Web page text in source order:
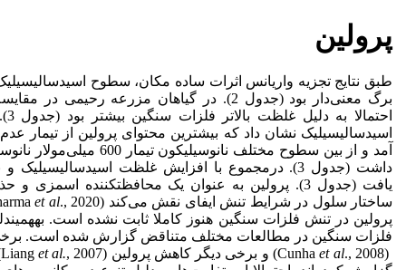
پرولین
طبق نتایج تجزیه واریانس اثرات ساده مکان، سطوح
برگ معنی‌دار بود (جدول 2). در گیاهان مزرعه
اسیدسالیسیلیک نشان داد که بیشترین محتوای پرولین از
آمد و از بین سطوح مختلف
داشت (جدول 3). درمجموع با افزایش غلظت
یافت (جدول 3). پرولین به عنوان یک محافظت­کننده اسمزی
ساختار سلول در شرایط تنش ایفای نقش می‌کند (Sharma
et al
پرولین در تنش فلزات سنگین هنوز کاملا ثابت نشده است.
فلزات سنگین در مطالعات مختلف متناقض گزارش شده است.
(Cunha
et al., 2008) و برخی دیگر کاهش پرولین (Liang et al.